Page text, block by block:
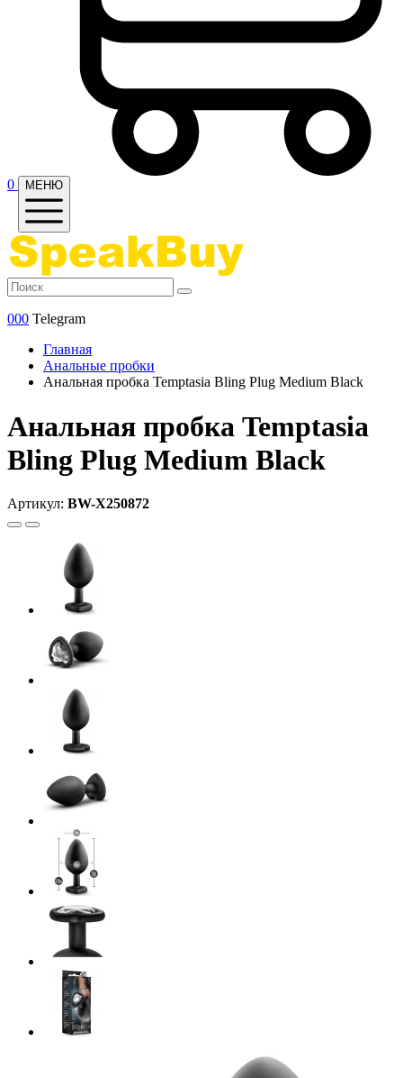
0 МЕНЮ
000 Telegram
Главная
Анальные пробки
Анальная пробка Temptasia Bling Plug Medium Black
Анальная пробка Temptasia
Bling Plug Medium Black
Артикул: BW-X250872